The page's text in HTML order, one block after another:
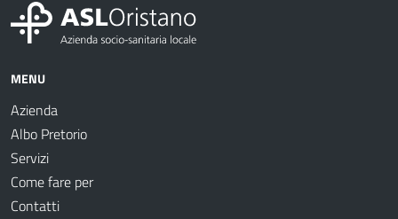
MENU
Azienda
Albo Pretorio
Servizi
Come fare per
Contatti